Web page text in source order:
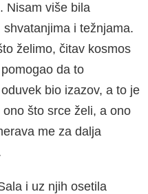
Nisam više bila
i težnjama.
želimo, čitav kosmos
da to
bio izazov, a to je
što srce želi, a ono
me za dalja
i uz njih osetila